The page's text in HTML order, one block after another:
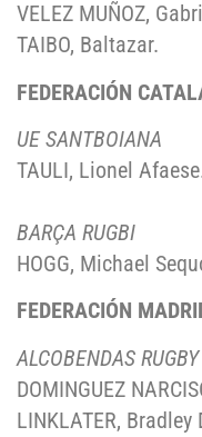
VELEZ MUÑOZ,
TAIBO, Baltazar.
FEDERACIÓN
UE SANTBOIANA
TAULI, Lionel
BARÇA RUGBI
HOGG, Michael
FEDERACIÓN
ALCOBENDAS RUGBY
DOMINGUEZ
LINKLATER, Bradley